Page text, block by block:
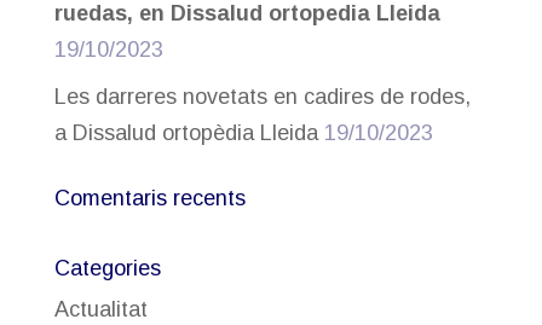
ruedas, en Dissalud ortopedia Lleida
19/10/2023
Les darreres novetats en cadires de rodes,
a Dissalud ortopèdia Lleida 19/10/2023
Comentaris recents
Categories
Actualitat